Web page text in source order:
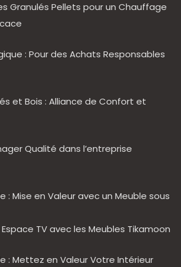
Granulés Pellets pour un Chauffage
: Pour des Achats Responsables
et Bois : Alliance de Confort et
Qualité dans l’entreprise
: Mise en Valeur avec un Meuble sous
TV avec les Meubles Tikamoon
: Mettez en Valeur Votre Intérieur